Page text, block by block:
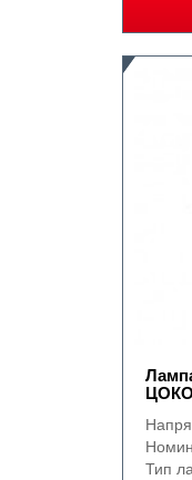
Тип